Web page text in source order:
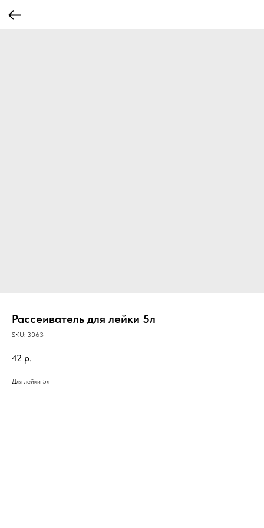
Рассеиватель для лейки 5л
SKU: 3063
42 р.
Для лейки 5л